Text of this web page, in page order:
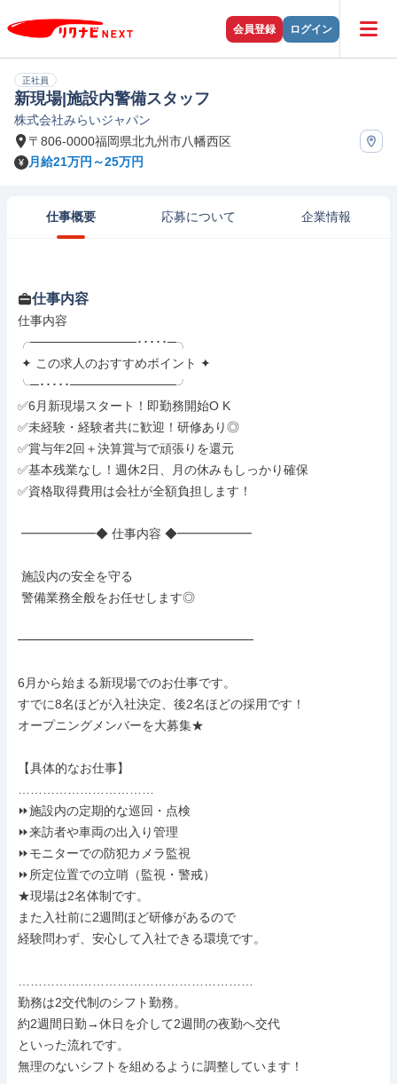
会員登録 ログイン
正社員
新現場|施設内警備スタッフ
株式会社みらいジャパン
〒806-0000福岡県北九州市八幡西区
月給21万円～25万円
仕事概要 応募について 企業情報
仕事内容
仕事内容
╭────────────･････─╮
╰─･････────────────╯
✅6月新現場スタート！即勤務開始O K
✅未経験・経験者共に歓迎！研修あり◎
✅賞与年2回＋決算賞与で頑張りを還元
✅基本残業なし！週休2日、月の休みもしっかり確保
✅資格取得費用は会社が全額負担します！
━━━━━━━━━━━━━━━━━━━
6月から始まる新現場でのお仕事です。
すでに8名ほどが入社決定、後2名ほどの採用です！
オープニングメンバーを大募集★
【具体的なお仕事】
⏩施設内の定期的な巡回・点検
⏩来訪者や車両の出入り管理
⏩モニターでの防犯カメラ監視
⏩所定位置での立哨（監視・警戒）
★現場は2名体制です。
また入社前に2週間ほど研修があるので
経験問わず、安心して入社できる環境です。
勤務は2交代制のシフト勤務。
約2週間日勤→休日を介して2週間の夜勤へ交代
といった流れです。
無理のないシフトを組めるように調整しています！